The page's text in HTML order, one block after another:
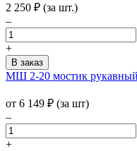
2 250 ₽ (за шт.)
–
+
МШ 2-20 мостик
от 6 149 ₽ (за шт)
–
+